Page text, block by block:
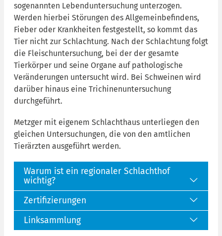
sogenannten Lebenduntersuchung unterzogen.
Werden hierbei Störungen des Allgemeinbefindens,
Fieber oder Krankheiten festgestellt, so kommt das
Tier nicht zur Schlachtung. Nach der Schlachtung folgt
die Fleischuntersuchung, bei der der gesamte
Tierkörper und seine Organe auf pathologische
Veränderungen untersucht wird. Bei Schweinen wird
darüber hinaus eine Trichinenuntersuchung
durchgeführt.
Metzger mit eigenem Schlachthaus unterliegen den
gleichen Untersuchungen, die von den amtlichen
Tierärzten ausgeführt werden.
Warum ist ein regionaler Schlachthof
wichtig?
Zertifizierungen
Linksammlung